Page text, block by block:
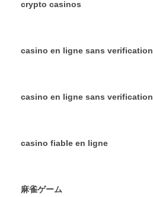
crypto casinos
casino en ligne sans verification
casino en ligne sans verification
casino fiable en ligne
麻雀ゲーム